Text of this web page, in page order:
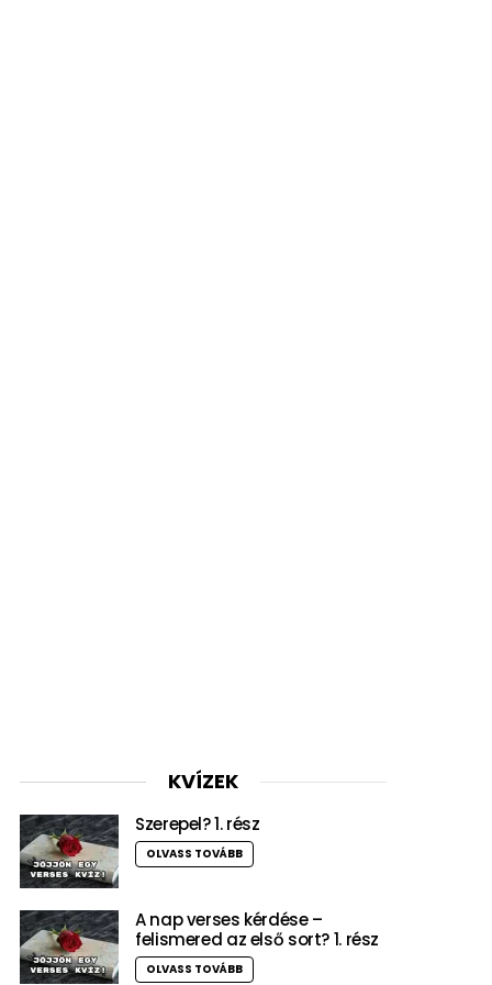
KVÍZEK
Szerepel? 1. rész
OLVASS TOVÁBB
A nap verses kérdése –
felismered az első sort? 1. rész
OLVASS TOVÁBB